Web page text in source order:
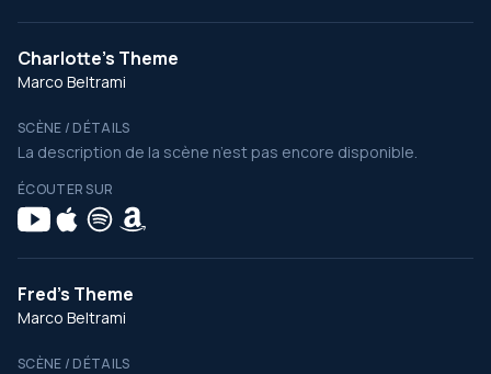
Charlotte's Theme
Marco Beltrami
SCÈNE / DÉTAILS
La description de la scène n’est pas encore disponible.
ÉCOUTER SUR
Fred's Theme
Marco Beltrami
SCÈNE / DÉTAILS